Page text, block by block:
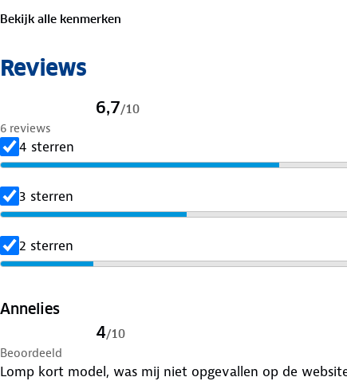
Bekijk alle kenmerken
Reviews
6,7/10
6 reviews
4 sterren
3 sterren
2 sterren
Annelies
4/10
Beoordeeld
Lomp kort model, was mij niet opgevallen op de